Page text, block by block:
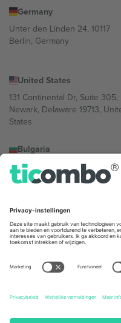
Germany
Unter den Linden 24, 10117
Berlin, Germany
United States
131 Continental Dr, Suite 305,
Newark, Delaware 19713,
States
Bulgaria
Regus Sofia City West, bul
Totleben 53-55, 1606 Sofia,
Mexico
Av Chapultepec 360, Roma
Norte, Cuauhtémoc, 06700
Ciudad de México, CDMX,
Mexico
De juridische entiteit van de
domein. Kijk voor meer